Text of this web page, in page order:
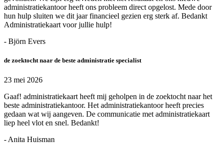
administratiekantoor heeft ons probleem direct opgelost. Mede door
hun hulp sluiten we dit jaar financieel gezien erg sterk af. Bedankt
Administratiekaart voor jullie hulp!
- Björn Evers
de zoektocht naar de beste administratie specialist
23 mei 2026
Gaaf! administratiekaart heeft mij geholpen in de zoektocht naar het
beste administratiekantoor. Het administratiekantoor heeft precies
gedaan wat wij aangeven. De communicatie met administratiekaart
liep heel vlot en snel. Bedankt!
- Anita Huisman